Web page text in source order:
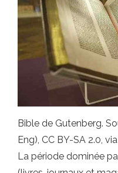
Bible de Gutenberg.
Eng), CC BY-SA 2.0,
La période dominée